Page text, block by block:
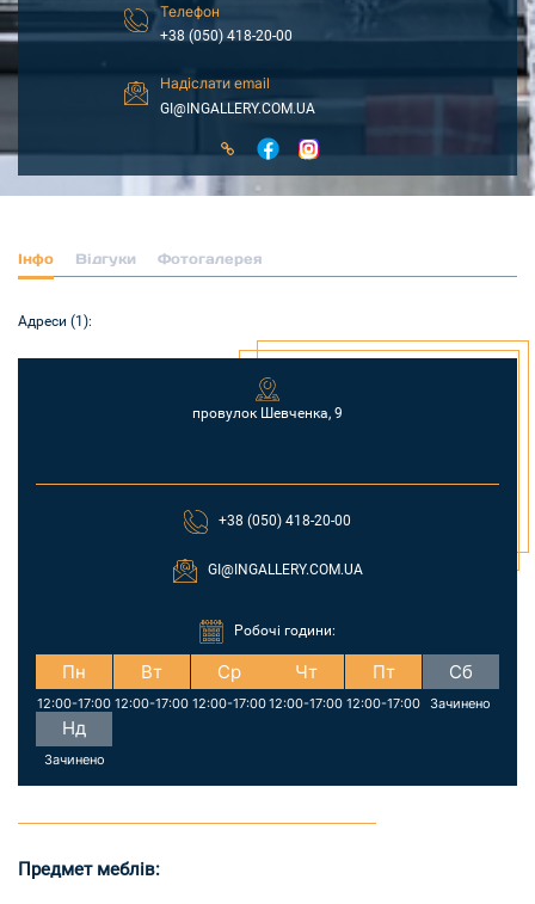
Телефон
+38 (050) 418-20-00
Надіслати email
GI@INGALLERY.COM.UA
Інфо Відгуки Фотогалерея
Адреси (1):
провулок Шевченка, 9
+38 (050) 418-20-00
GI@INGALLERY.COM.UA
Робочі години:
Пн
12:00-17:00
Вт
12:00-17:00
Ср
12:00-17:00
Чт
12:00-17:00
Пт
12:00-17:00
Сб
Зачинено
Нд
Зачинено
Предмет меблів: